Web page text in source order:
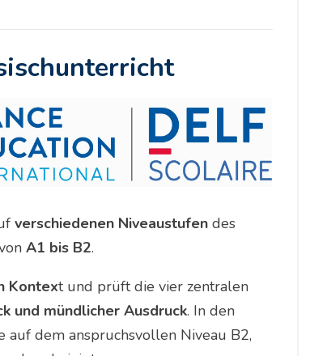
verschiedenen Niveaustufendes
A1 bis B2.
Kontext und prüft die vier zentralen
und mündlicher Ausdruck. In den
auf dem anspruchsvollen Niveau B2,